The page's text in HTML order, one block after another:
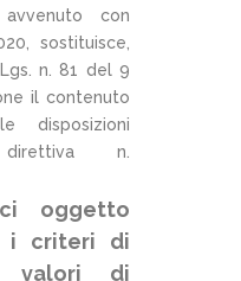
con
sostituisce,
n. 81 del 9
il contenuto
disposizioni
n.
oggetto
i criteri di
valori di